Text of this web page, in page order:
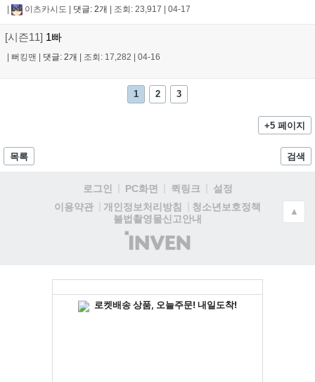
| 이츠카시도 | 댓글: 2개 | 조회: 23,917 | 04-17
[시즌11] 1빠
| 뻐킹맨 | 댓글: 2개 | 조회: 17,282 | 04-16
1 2 3
+5 페이지
목록 검색
로그인 PC화면 퀵링크
설정
이용약관
개인정보처리방침
청소년보호정책
불법촬영물신고안내
(주)
인
▲